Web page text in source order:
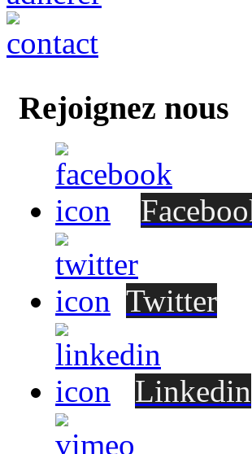
Rejoignez nous
Twitter
Linkedin